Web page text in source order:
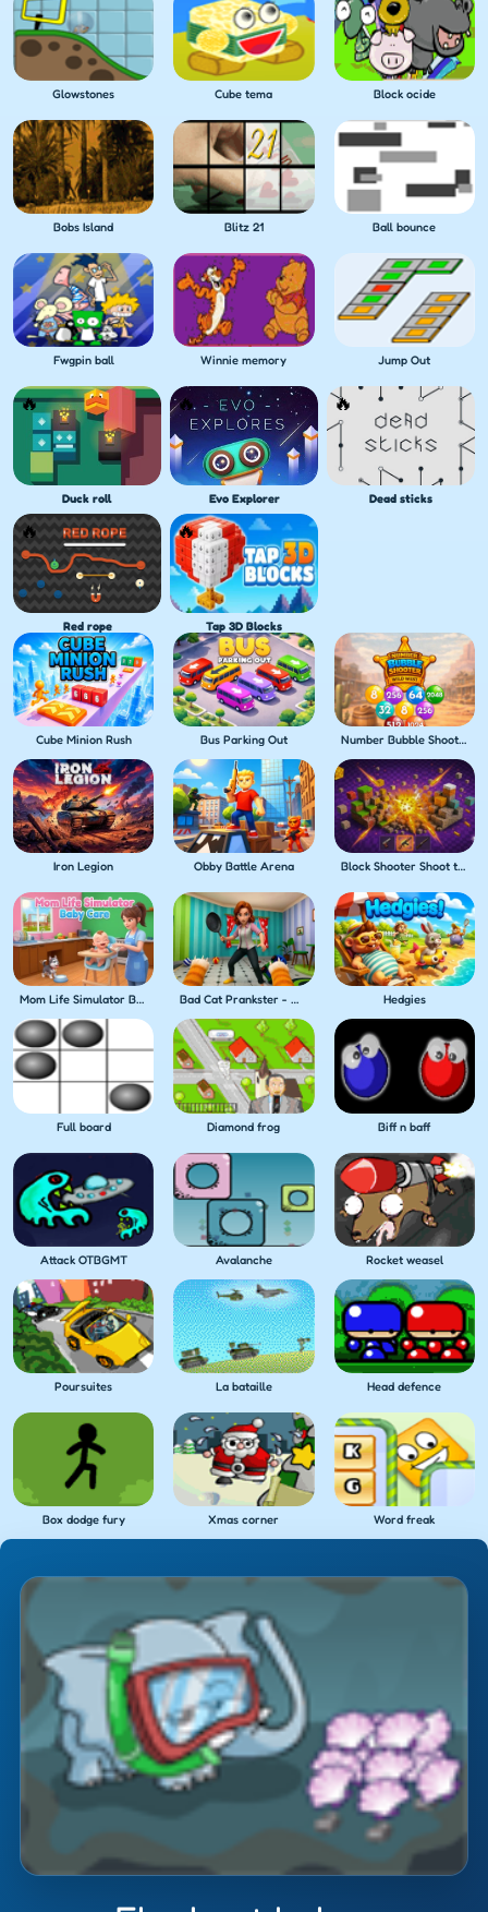
Glowstones Cube tema Block ocide
Bobs Island Blitz 21 Ball bounce
Fwgpin ball Winnie memory Jump Out
Duck roll Evo Explorer Dead sticks
Red rope Tap 3D Blocks
Cube Minion Rush Bus Parking Out Number Bubble Shooter Wild West
Iron Legion Obby Battle Arena Block Shooter Shoot the Blocks!
Mom Life Simulator Baby Care Bad Cat Prankster - Mom's Return Hedgies
Full board Diamond frog Biff n baff
Attack OTBGMT Avalanche Rocket weasel
Poursuites La bataille Head defence
Box dodge fury Xmas corner Word freak